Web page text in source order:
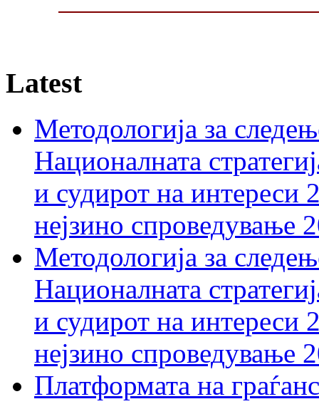
Latest
Методологија за
Националната
и судирот на интереси
нејзино спроведување
Методологија за
Националната
и судирот на интереси
нејзино спроведување
Платформата на